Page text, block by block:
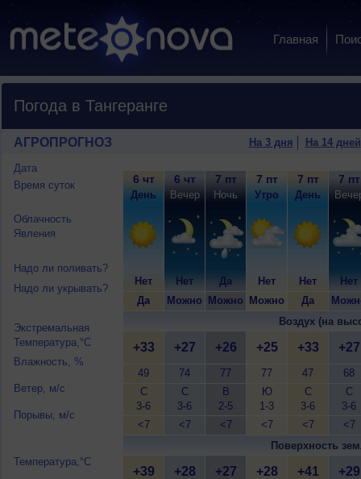
Главная
Погода в Тангеранге
АГРОПРОГНОЗ На 3 дня На 14 дней
Дата
Время суток
Облачность
Явления
Надо ли поливать?
Надо ли укрывать?
Экстремальная
Температура,°C
Влажность, %
Ветер, м/с
Порывы, м/с
Температура,°C
6 чт
День
Нет
Да
6 чт
Вечер
Нет
Можно
7 пт
Ночь
Да
Можно
7 пт
Утро
Нет
Можно
7 пт
День
Нет
Да
7 пт
Нет
Воздух (на
+33
49
С
3-6
<7
+27
74
С
3-6
<7
+26
77
В
2-5
<7
+25
77
Ю
1-3
<7
+33
47
С
3-6
<7
+27
68
С
3-6
<7
Поверхность
+39 +28 +27 +28 +41 +29